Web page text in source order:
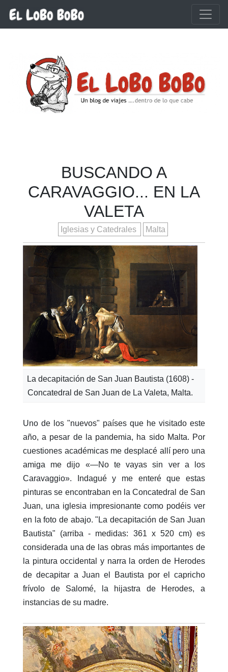
Ir al contenido principal
BUSCANDO A
CARAVAGGIO... EN LA
VALETA
Iglesias y Catedrales Malta
La decapitación de San Juan Bautista (1608) -
Concatedral de San Juan de La Valeta, Malta.
Uno de los "nuevos" países que he visitado este
año, a pesar de la pandemia, ha sido Malta. Por
cuestiones académicas me desplacé allí pero una
amiga me dijo «—No te vayas sin ver a los
Caravaggio». Indagué y me enteré que estas
pinturas se encontraban en la Concatedral de San
Juan, una iglesia impresionante como podéis ver
en la foto de abajo. "La decapitación de San Juan
Bautista" (arriba - medidas: 361 x 520 cm) es
considerada una de las obras más importantes de
la pintura occidental y narra la orden de Herodes
de decapitar a Juan el Bautista por el capricho
frívolo de Salomé, la hijastra de Herodes, a
instancias de su madre.